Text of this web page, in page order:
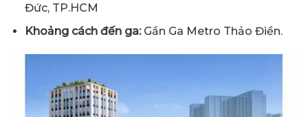
Đức, TP.HCM
Khoảng cách đến ga:Gần Ga Metro Thảo Điền.